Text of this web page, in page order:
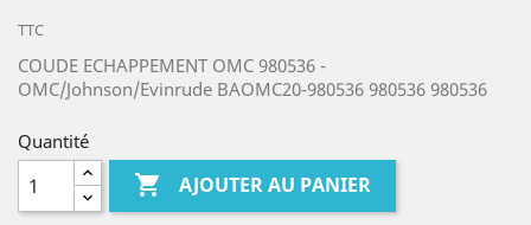
TTC
COUDE ECHAPPEMENT OMC 980536 -
OMC/Johnson/Evinrude BAOMC20-980536 980536 980536
Quantité
 AJOUTER AU PANIER